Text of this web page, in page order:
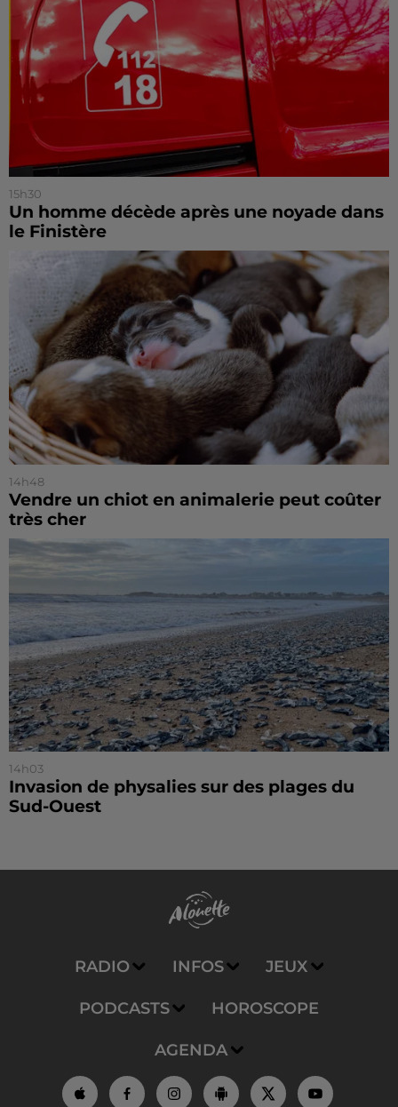
15h30
Un homme décède après une noyade dans
le Finistère
14h48
Vendre un chiot en animalerie peut coûter
très cher
14h03
Invasion de physalies sur des plages du
Sud-Ouest
RADIO INFOS JEUX
PODCASTS HOROSCOPE
AGENDA